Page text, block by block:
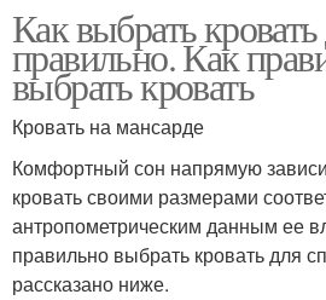
Как выбрать
правильно. Как
выбрать кровать
Кровать на мансарде
Комфортный сон напрямую
кровать своими размерами
антропометрическим данным ее
правильно выбрать кровать для
рассказано ниже.